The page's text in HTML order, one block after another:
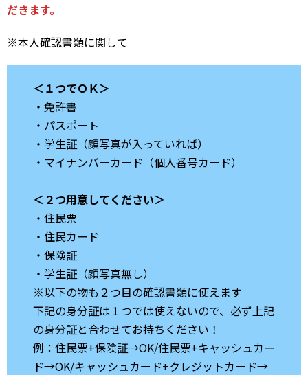
だきます。
※本人確認書類に関して
＜１つでＯＫ＞
・免許書
・パスポート
・学生証（顔写真が入っていれば）
・マイナンバーカード（個人番号カード）
＜２つ用意してください＞
・住民票
・住民カード
・保険証
・学生証（顔写真無し）
※以下の物も２つ目の確認書類に使えます
下記の身分証は１つでは使えないので、必ず上記
の身分証と合わせてお持ちください！
例：住民票+保険証→OK/住民票+キャッシュカー
ド→OK/キャッシュカード+クレジットカード→